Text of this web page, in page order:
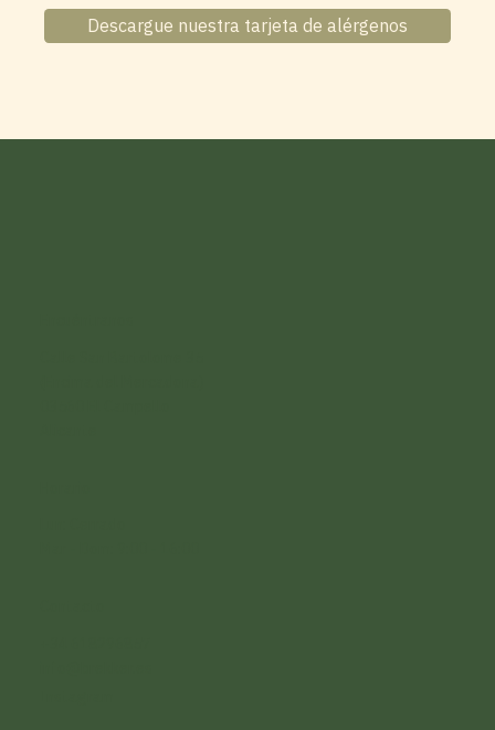
Descargue nuestra tarjeta de alérgenos